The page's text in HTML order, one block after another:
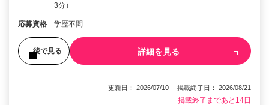
3分）
応募資格 学歴不問
後で見る 詳細を見る
更新日： 2026/07/10 掲載終了日： 2026/08/21
掲載終了まであと14日